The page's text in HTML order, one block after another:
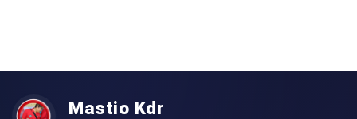
Mastio Kdr